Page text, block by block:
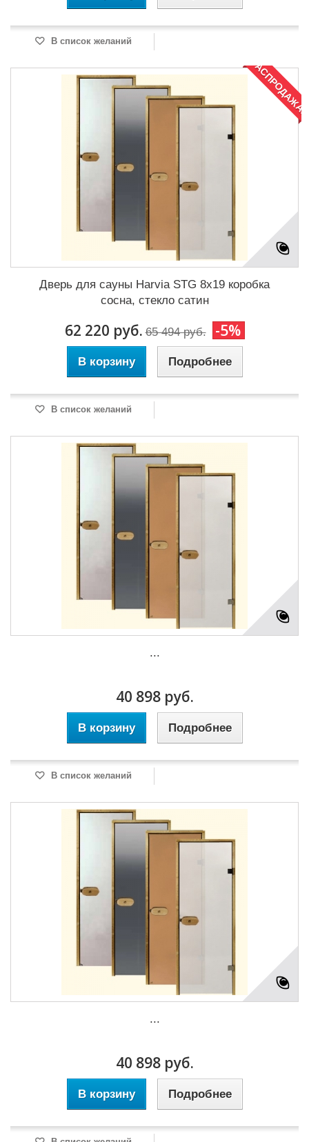
В список желаний
РАСПРОДАЖА!
Дверь для сауны Harvia STG 8x19 коробка
сосна, стекло сатин
62 220 руб. 65 494 руб. -5%
В корзину Подробнее
В список желаний
...
40 898 руб.
В корзину Подробнее
В список желаний
...
40 898 руб.
В корзину Подробнее